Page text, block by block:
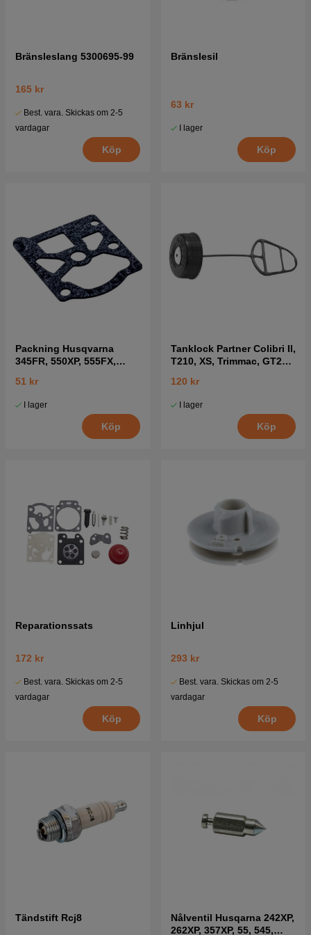
Bränsleslang 5300695-99
165 kr
Best. vara. Skickas om 2-5
vardagar
Köp
Bränslesil
63 kr
I lager
Köp
Packning Husqvarna
345FR, 550XP, 555FX,
51 kr
I lager
Köp
Tanklock Partner Colibri II,
T210, XS, Trimmac, GT25
120 kr
I lager
Köp
Reparationssats
172 kr
Best. vara. Skickas om 2-5
vardagar
Köp
Linhjul
293 kr
Best. vara. Skickas om 2-5
vardagar
Köp
Tändstift Rcj8
Nålventil Husqarna 242XP,
262XP, 357XP, 55, 545,